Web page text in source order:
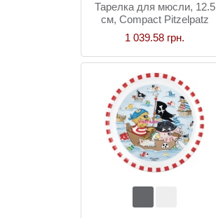
Тарелка для мюсли, 12.5
см, Compact Pitzelpatz
1 039.58 грн.